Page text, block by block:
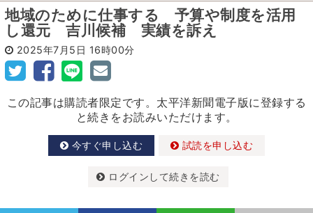
地域のために仕事する 予算や制度を活用
し還元 吉川候補 実績を訴え
2025年7月5日 16時00分
この記事は購読者限定です。太平洋新聞電子版に登録する
と続きをお読みいただけます。
今すぐ申し込む 試読を申し込む
ログインして続きを読む